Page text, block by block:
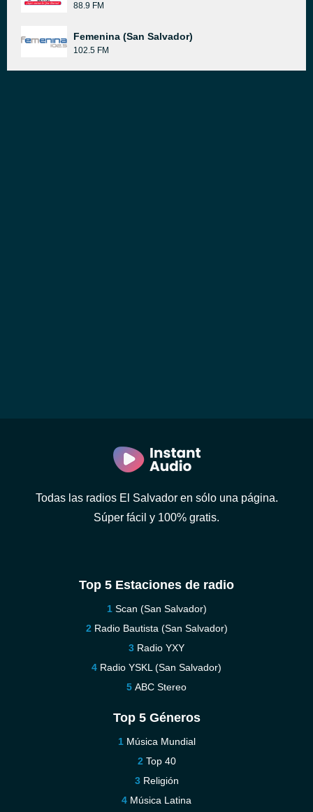
88.9 FM
Femenina (San Salvador)
102.5 FM
Todas las radios El Salvador en sólo una página.
Súper fácil y 100% gratis.
Top 5 Estaciones de radio
Scan (San Salvador)
Radio Bautista (San Salvador)
Radio YXY
Radio YSKL (San Salvador)
ABC Stereo
Top 5 Géneros
Música Mundial
Top 40
Religión
Música Latina